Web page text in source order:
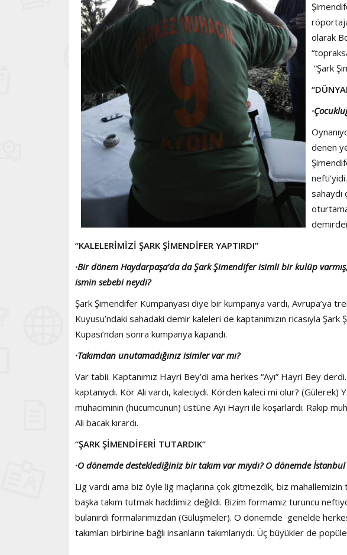
olarak
“Şark
denen
sahaydı
“KALELERİMİZİ ŞARK ŞİMENDİFER YAPTIRDI”
·Bir dönem Haydarpaşa’da da Şark Şimendifer isimli bir kulüp
ismin sebebi neydi?
Şark Şimendifer Kumpanyası diye bir kumpanya vardı, Avrupa’ya
Kuyusu’ndaki sahadaki demir kaleleri de kaptanımızın ricasıyla Şark
Kupası’ndan sonra kumpanya kapandı.
·Takımdan unutamadığınız isimler var mı?
Var tabii. Kaptanımız Hayri Bey’di ama herkes “Ayı” Hayri Bey derdi.
kaptanıydı. Kör Ali vardı, kaleciydi. Körden kaleci mi olur? (Gülerek)
muhaciminin (hücumcunun) üstüne Ayı Hayri ile koşarlardı. Rakip
Ali bacak kırardı.
“ŞARK ŞİMENDİFERİ TUTARDIK”
·O dönemde desteklediğiniz bir takım var mıydı? O dönemde
Lig vardı ama biz öyle lig maçlarına çok gitmezdik, biz mahallemizin
başka takım tutmak haddimiz değildi. Bizim formamız turuncu
bulanırdı formalarımızdan (Gülüşmeler). O dönemde genelde
takımları birbirine bağlı insanların takımlarıydı. Üç büyükler de